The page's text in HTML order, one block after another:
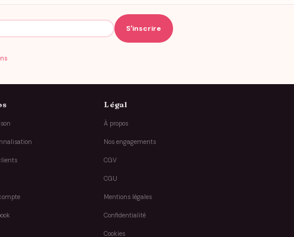
Légal
À propos
Nos engagements
CGV
CGU
Mentions légales
Confidentialité
Cookies